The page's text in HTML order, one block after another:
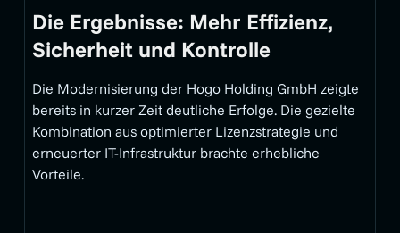
Die Ergebnisse: Mehr Effizienz,
Sicherheit und Kontrolle
Die Modernisierung der Hogo Holding GmbH zeigte
bereits in kurzer Zeit deutliche Erfolge. Die gezielte
Kombination aus optimierter Lizenzstrategie und
erneuerter IT-Infrastruktur brachte erhebliche
Vorteile.